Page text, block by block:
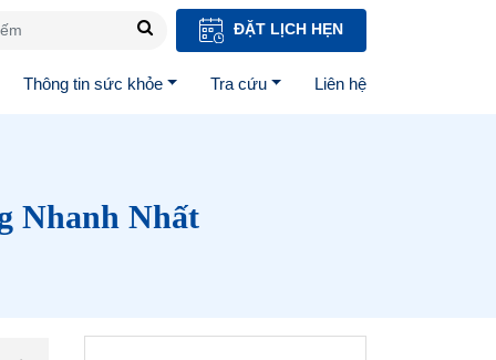
ĐẶT LỊCH HẸN
Thông tin sức khỏe Tra cứu Liên hệ
Nhanh Nhất